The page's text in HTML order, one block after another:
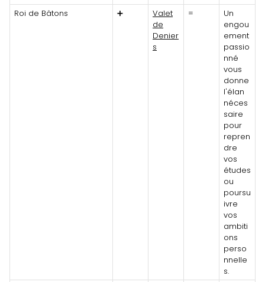
Roi de Bâtons
➕
Valet
de
Denier
s
=
Un
engou
ement
passio
nné
vous
donne
l'élan
néces
saire
pour
repren
dre
vos
études
ou
poursu
ivre
vos
ambiti
ons
perso
nnelle
s.